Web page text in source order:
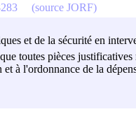
et de la sécurité en
toutes pièces
à l'ordonnance de la
(source JORF)